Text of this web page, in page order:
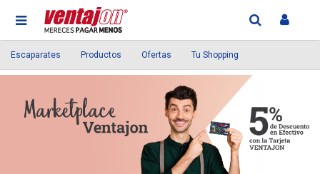
Escaparates Productos Ofertas Tu Shopping